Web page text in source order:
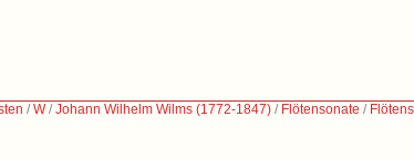
/W/Johann Wilhelm Wilms (1772-1847) / Flötensonate /